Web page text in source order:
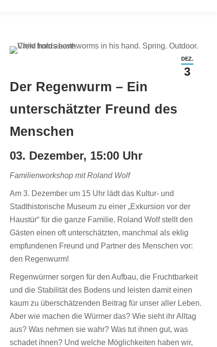
DEZ.
3
Der Regenwurm – Ein
unterschätzter Freund des
Menschen
03. Dezember, 15:00 Uhr
Familienworkshop mit Roland Wolf
Am 3. Dezember um 15 Uhr lädt das Kultur- und
Stadthistorische Museum zu einer „Exkursion vor der
Haustür“ für die ganze Familie. Roland Wolf stellt den
Gästen einen oft unterschätzten, manchmal als eklig
empfundenen Freund und Partner des Menschen vor:
den Regenwurm!
Regenwürmer sorgen für den Aufbau, die Fruchtbarkeit
und die Stabilität des Bodens und leisten damit einen
kaum zu überschätzenden Beitrag für unser aller Leben.
Aber wie machen die Würmer das? Wie sieht ihr Alltag
aus? Was nehmen sie wahr? Was tut ihnen gut, was
schadet ihnen? Und welche Möglichkeiten haben wir,